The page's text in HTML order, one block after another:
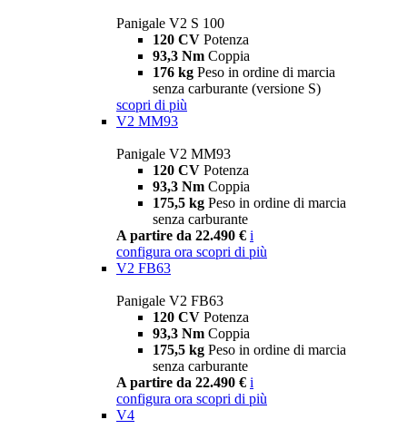
Panigale V2 S 100
120 CV Potenza
93,3 Nm Coppia
176 kg Peso in ordine di marcia
senza carburante (versione S)
scopri di più
V2 MM93
Panigale V2 MM93
120 CV Potenza
93,3 Nm Coppia
175,5 kg Peso in ordine di marcia
senza carburante
A partire da 22.490 € i
configura ora scopri di più
V2 FB63
Panigale V2 FB63
120 CV Potenza
93,3 Nm Coppia
175,5 kg Peso in ordine di marcia
senza carburante
A partire da 22.490 € i
configura ora scopri di più
V4